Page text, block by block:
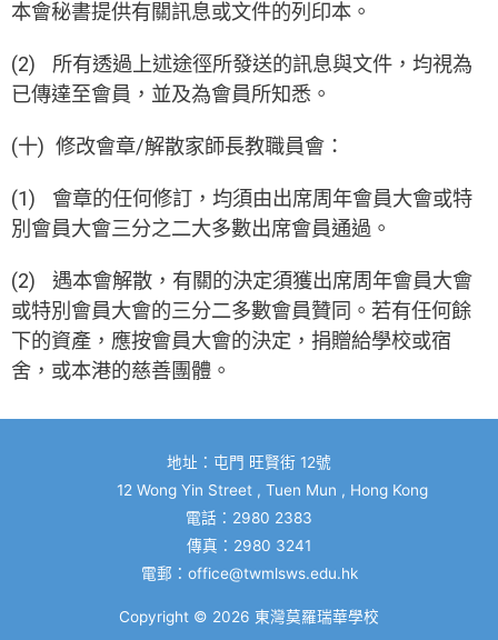
本會秘書提供有關訊息或文件的列印本。
(2) 所有透過上述途徑所發送的訊息與文件，均視為
已傳達至會員，並及為會員所知悉。
(十) 修改會章/解散家師長教職員會：
(1) 會章的任何修訂，均須由出席周年會員大會或特
別會員大會三分之二大多數出席會員通過。
(2) 遇本會解散，有關的決定須獲出席周年會員大會
或特別會員大會的三分二多數會員贊同。若有任何餘
下的資產，應按會員大會的決定，捐贈給學校或宿
舍，或本港的慈善團體。
地址：屯門 旺賢街 12號
12 Wong Yin Street , Tuen Mun , Hong Kong
電話：2980 2383
傳真：2980 3241
電郵： office@twmlsws.edu.hk
Copyright © 2026 東灣莫羅瑞華學校